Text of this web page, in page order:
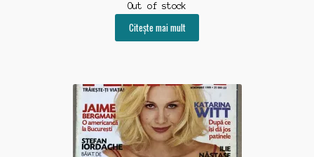
Out of stock
Citește mai mult